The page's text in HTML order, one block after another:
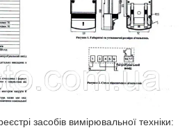
засобів вимірювальної техніки: